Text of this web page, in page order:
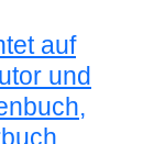
auf
und